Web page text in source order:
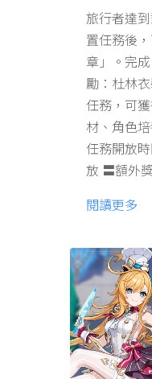
旅行者達
置任務後
章」。完
勵：杜林
任務，可
材、角色
任務開放
放 〓額外
閱讀更多